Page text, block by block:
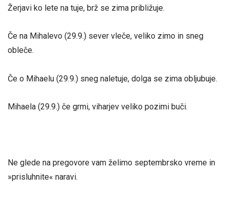
Žerjavi ko lete na tuje, brž se zima približuje.
Če na Mihalevo (29.9.) sever vleče, veliko zimo in sneg
obleče.
Če o Mihaelu (29.9.) sneg naletuje, dolga se zima obljubuje.
Mihaela (29.9.) če grmi, viharjev veliko pozimi buči.
Ne glede na pregovore vam želimo septembrsko vreme in
»prisluhnite« naravi.